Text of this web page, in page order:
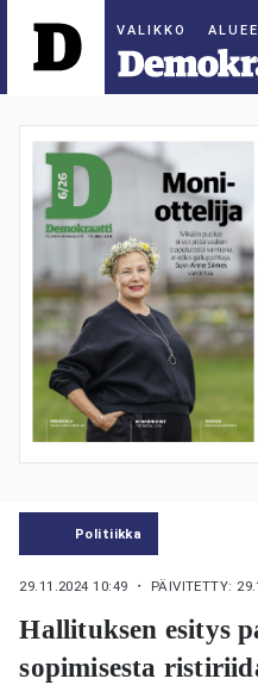
Politiikka
29.11.2024 10:49 ・ PÄIVITETTY:
Hallituksen esitys
sopimisesta